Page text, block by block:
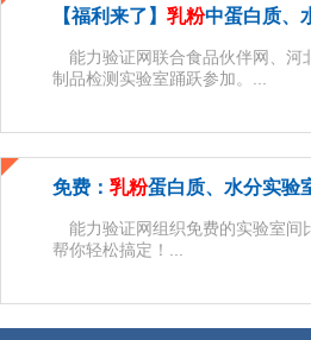
【福利来了】 乳粉中蛋白质、
能力验证网联合食品伙伴网、河
制品检测实验室踊跃参加。...
免费： 乳粉蛋白质、水分实验
能力验证网组织免费的实验室间
帮你轻松搞定！...